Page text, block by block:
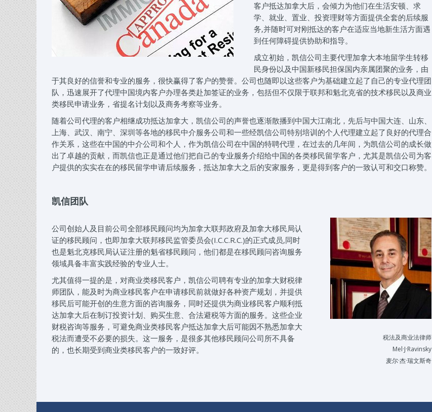
客户抵达加拿大后，会倾力为他们在生活安顿、求
学、就业、置业、投资理财等方面提供全套的后续服
务,并随时可对刚抵达的客户在适应当地新生活方面遇
到任何障碍提供协助和指导。
成立初始，凯信公司主要代理加拿大本地留学生转移
民身份以及中国新移民担保国内亲属团聚的业务，由
于其良好的信誉和专业的服务，很快赢得了客户的赞誉。公司也随即以这些客户为基础建立起了自己的专业代理团
队，迅速展开了代理中国境内客户办理各类赴加签证的业务，包括但不仅限于联邦和魁北克省的技术移民以及商业
类移民申请业务，省提名计划以及商务考察等业务。
随着公司代理的客户相继成功抵达加拿大，凯信公司的声誉也逐渐散播到中国大江南北，先后与中国大连、山东、
上海、武汉、南宁、深圳等各地的移民中介服务公司和一些经凯信公司特别培训的个人代理建立起了良好的代理合
作关系，这些在中国的中介公司和个人，作为凯信公司在中国的特聘代理，在过去的几年间，为凯信公司的成长做
出了卓越的贡献，而凯信也正是通过他们把自己的专业服务介绍给中国的各类移民留学客户，尤其是凯信公司为客
户提供的实实在在的移民留学申请后续服务，抵达加拿大之后的安家服务，更是得到客户的一致认可和交口称赞。
凯信团队
公司创始人及目前公司全部移民顾问均为加拿大联邦政府及加拿大移民局认
证的移民顾问，也即加拿大联邦移民监管委员会(I.C.C.R.C.)的正式成员,同时
也是魁北克移民局认证注册的魁省移民顾问，他们都是在移民顾问咨询服务
领域具备丰富实践经验的专业人士。
尤其值得一提的是，对商业类移民客户，凯信公司聘有专业的加拿大财税律
师团队，能及时为商业移民客户在申请移民前就做好各种资产规划，并提供
移民后可能开创的生意方面的咨询服务，同时还提供为商业移民客户顺利抵
达加拿大后在制订投资计划、购买生意、合法避税等方面的服务。这些企业
财税咨询等服务，可避免商业类移民客户抵达加拿大后可能因不熟悉加拿大
税法而遭受不必要的损失。这一服务，是很多其他移民顾问公司所不具备
的，也长期受到商业类移民客户的一致好评。
税法及商业法律师
Mel·J·Ravinsky
麦尔·杰·瑞文斯奇